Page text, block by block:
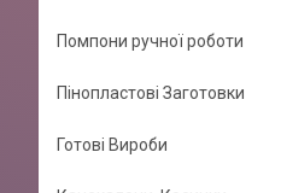
Помпони ручної роботи
Пінопластові Заготовки
Готові Вироби